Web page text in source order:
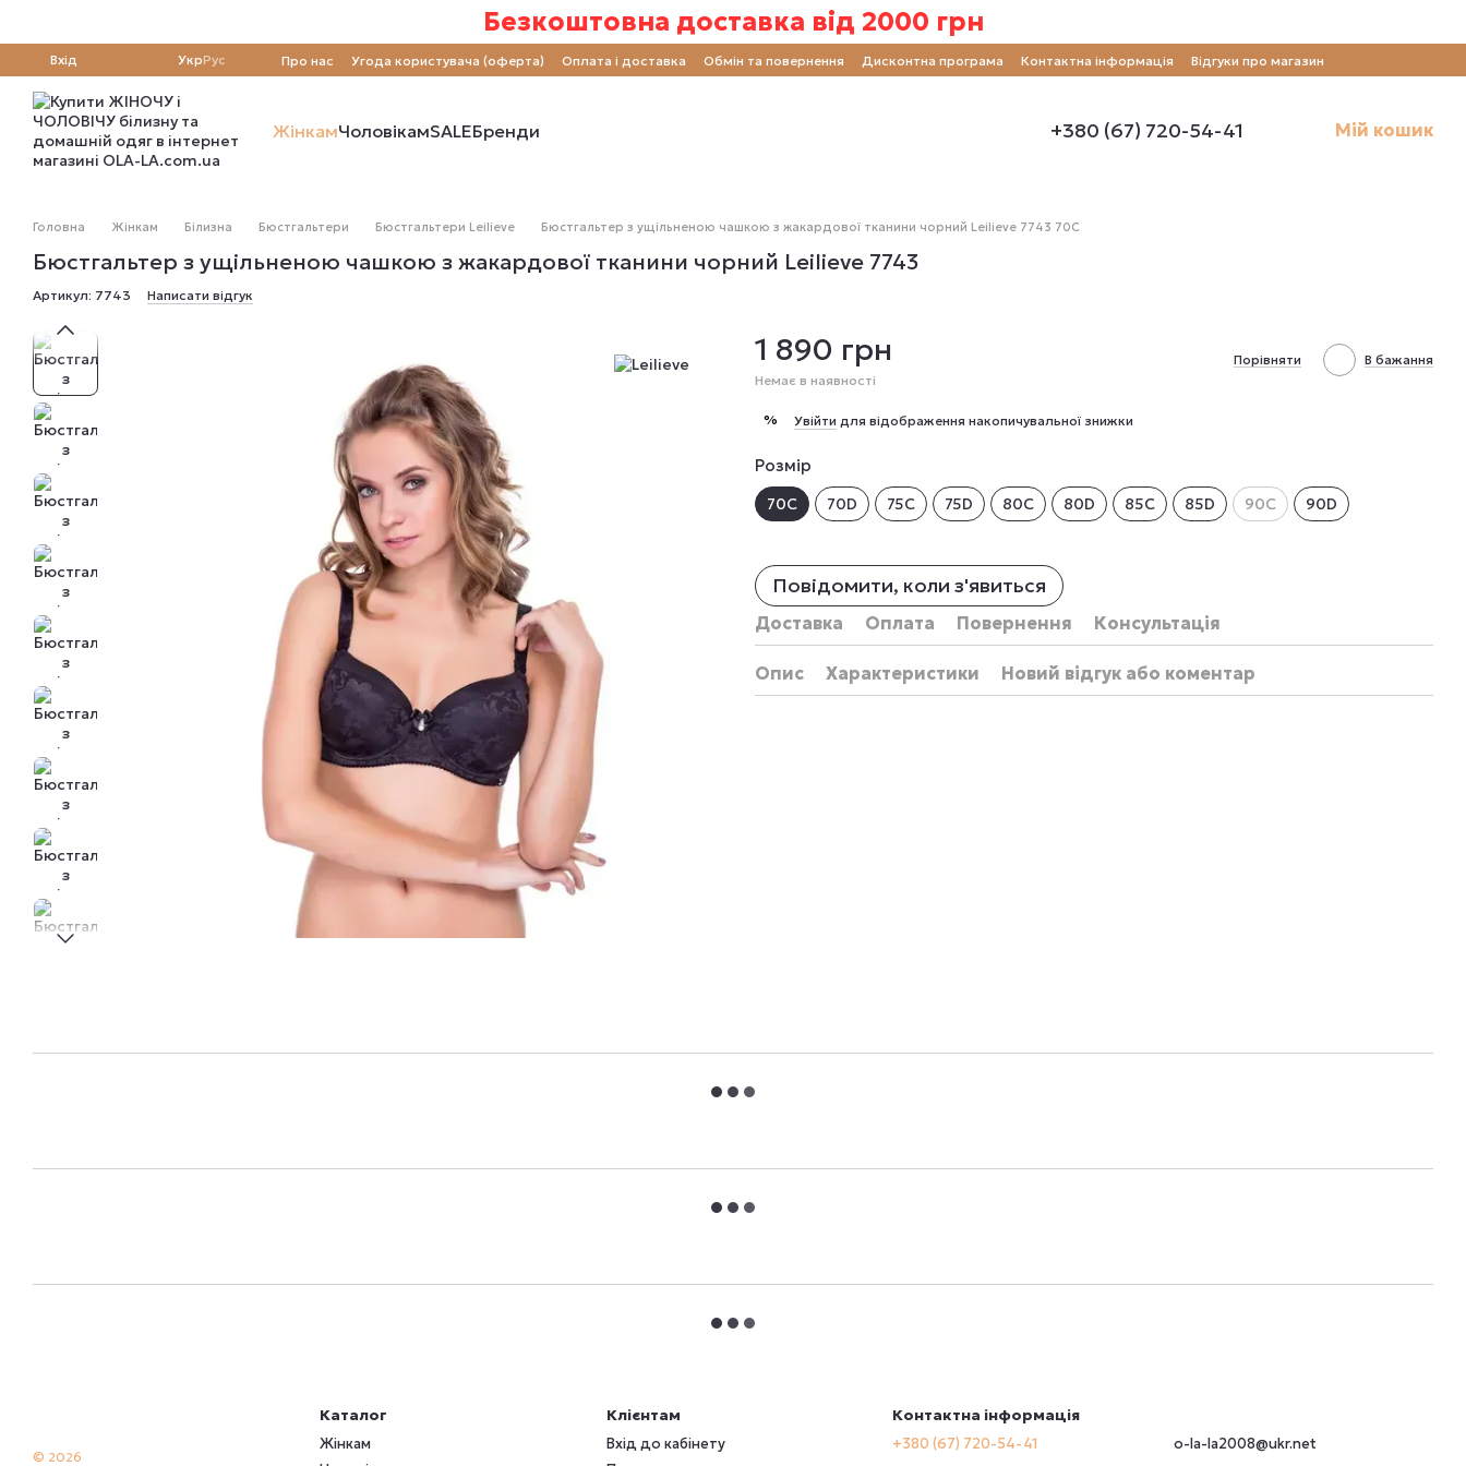
Безкоштовна доставка від 2000 грн
Вхід УкрРус Про нас Угода користувача (оферта) Оплата і доставка Обмін та повернення Дисконтна програма Контактна інформація Відгуки про магазин
ЖінкамЧоловікамSALEБренди +380 (67) 720-54-41 Мій кошик
Головна Жінкам Білизна Бюстгальтери Бюстгальтери Leilieve Бюстгальтер з ущільненою чашкою з жакардової тканини чорний Leilieve 7743 70C
Бюстгальтер з ущільненою чашкою з жакардової тканини чорний Leilieve 7743
Артикул: 7743 Написати відгук
1 890 грн
Немає в наявності
Порівняти В бажання
% Увійти для відображення накопичувальної знижки
Розмір
70C 70D 75C 75D 80C 80D 85C 85D 90C 90D
Повідомити, коли з'явиться
Доставка Оплата Повернення Консультація
Опис Характеристики Новий відгук або коментар
© 2026
Каталог
Жінкам
Клієнтам
Вхід до кабінету
Контактна інформація
+380 (67) 720-54-41
o-la-la2008@ukr.net